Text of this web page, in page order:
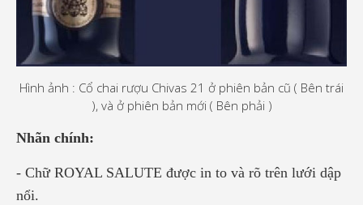
Hình ảnh : Cổ chai rượu Chivas 21 ở phiên bản cũ ( Bên trái
), và ở phiên bản mới ( Bên phải )
Nhãn chính:
- Chữ ROYAL SALUTE được in to và rõ trên lưới dập
nổi.